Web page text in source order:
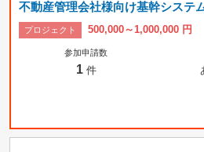
不動産管理会社様向け基幹システ
プロジェクト 500,000～1,000,000 円
参加申請数
1件